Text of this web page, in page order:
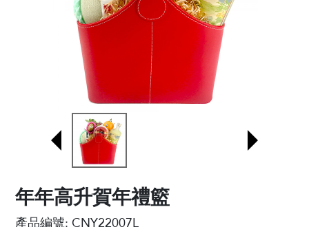
年年高升賀年禮籃
產品編號:CNY22007L